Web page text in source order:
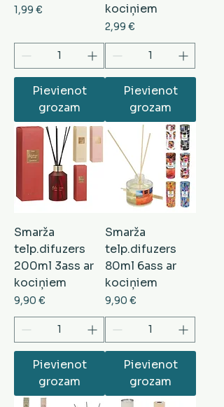
Cena
1,99 €
Pievienot
grozam
kociņiem
Cena
2,99 €
Pievienot
grozam
Smarža
telp.difuzers
200ml 3ass ar
kociņiem
Cena
9,90 €
Pievienot
grozam
Smarža
telp.difuzers
80ml 6ass ar
kociņiem
Cena
9,90 €
Pievienot
grozam